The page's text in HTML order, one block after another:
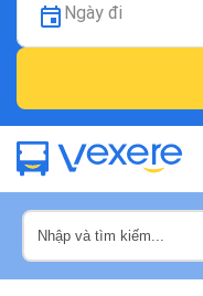
Ngày đi